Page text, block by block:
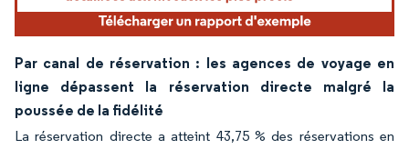
Par canal de réservation : les agences de voyage en
ligne dépassent la réservation directe malgré la
poussée de la fidélité
La réservation directe a atteint 43,75 % des réservations en